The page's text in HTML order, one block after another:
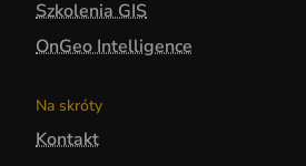
Szkolenia GIS
OnGeo Intelligence
Na skróty
Kontakt